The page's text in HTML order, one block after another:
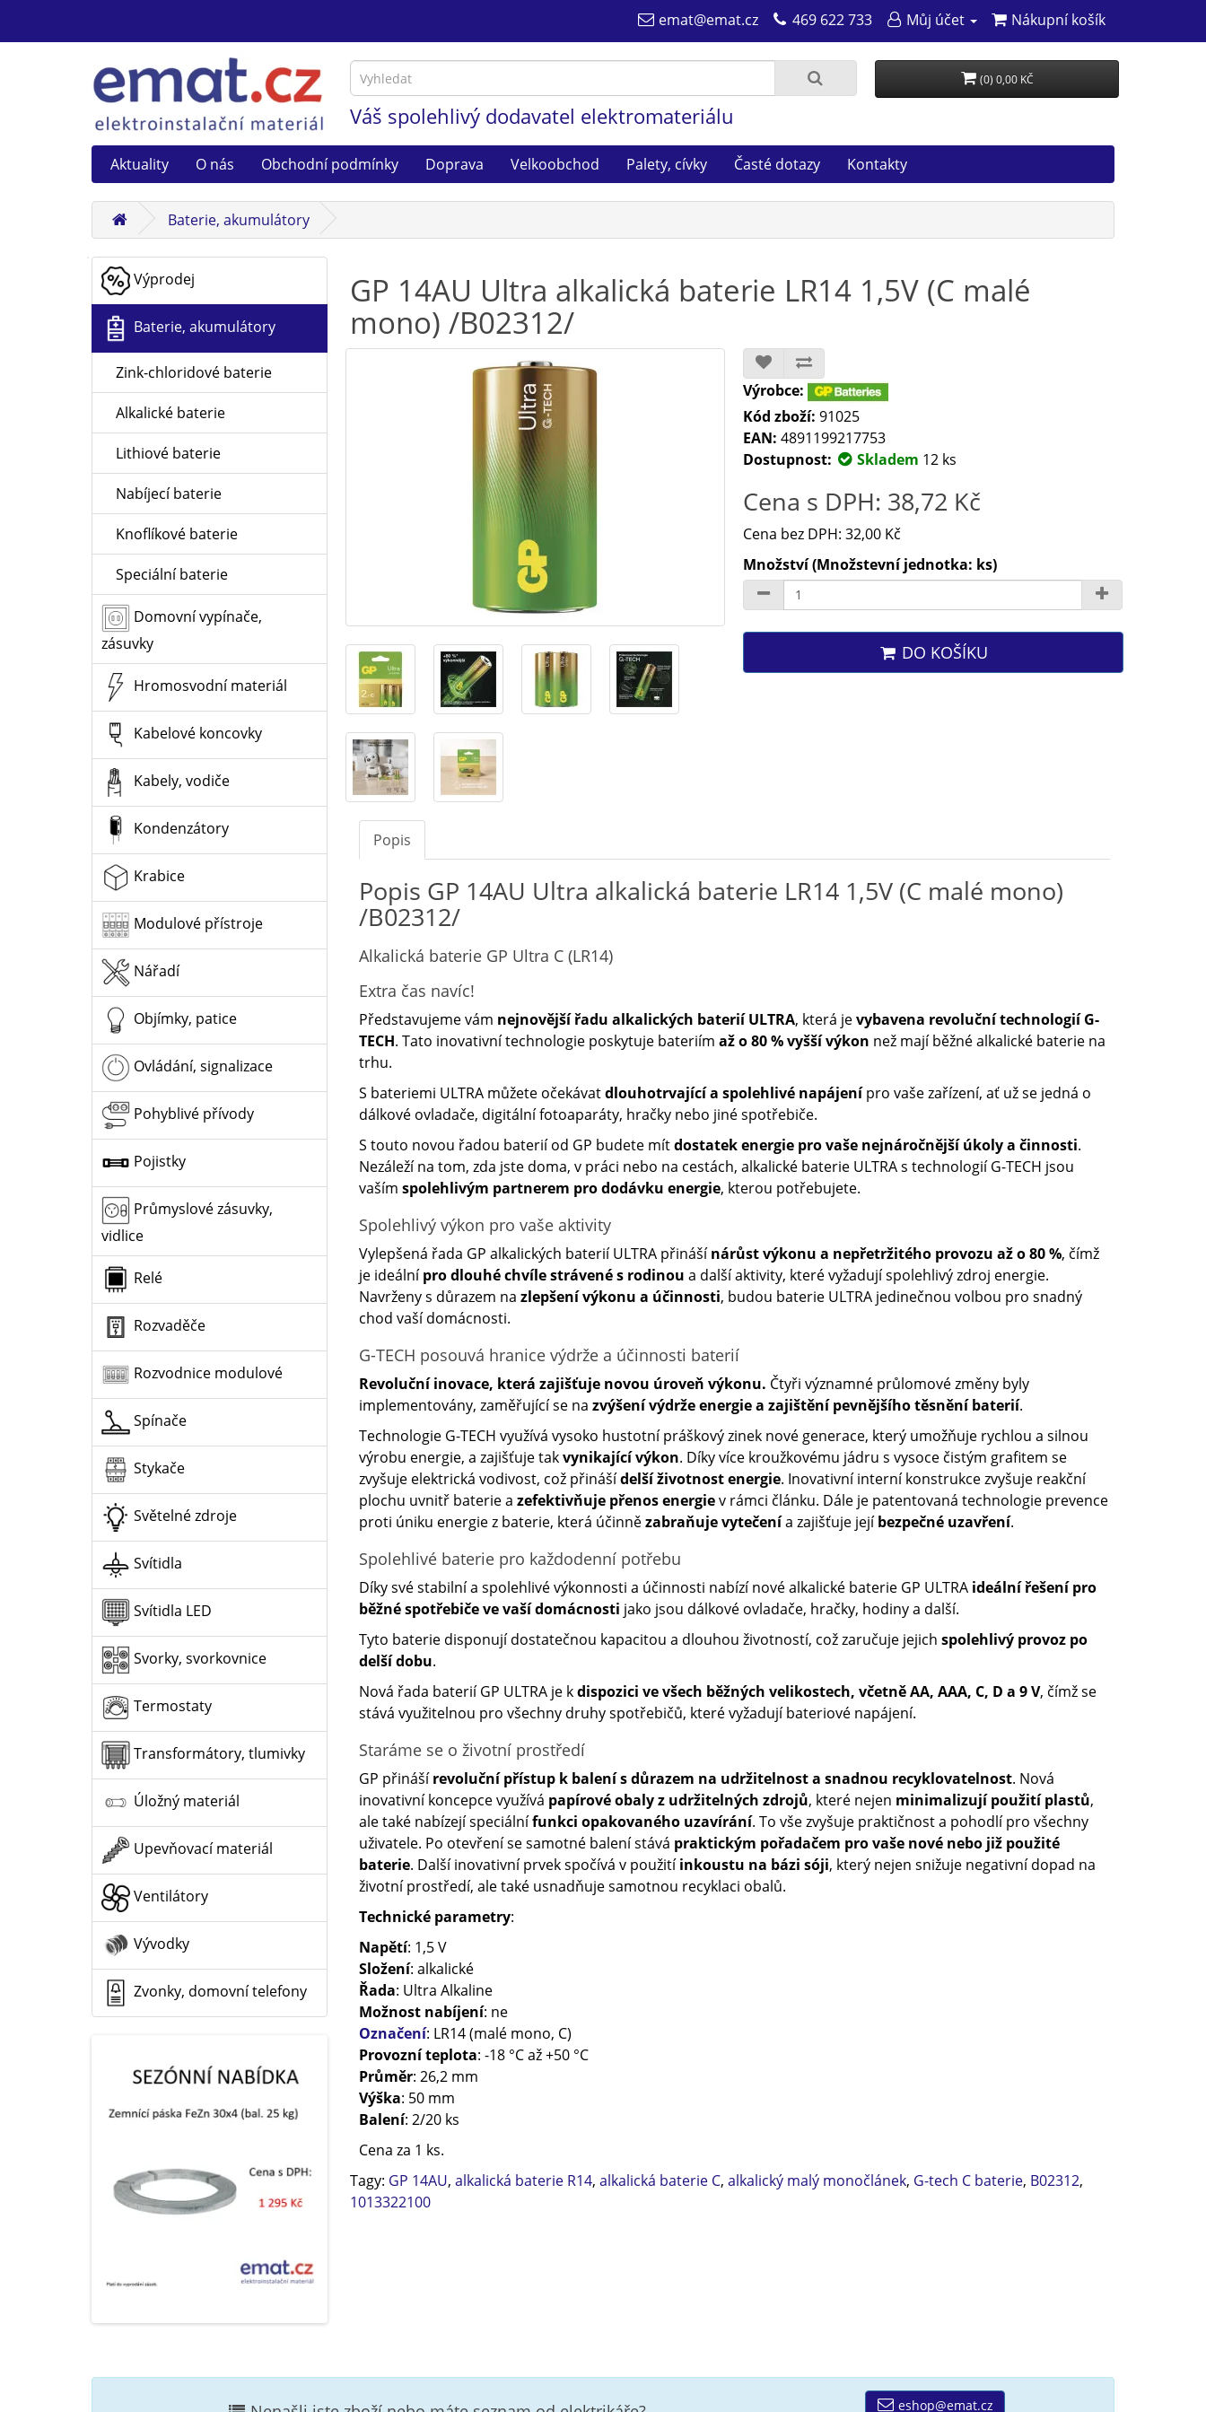
emat@emat.cz 469 622 733 Můj účet Nákupní košík
Váš spolehlivý dodavatel elektromateriálu
(0) 0,00 KČ
Aktuality O nás Obchodní podmínky Doprava Velkoobchod Palety, cívky Časté dotazy Kontakty
Baterie, akumulátory
Výprodej
Baterie, akumulátory
Zink-chloridové baterie
Alkalické baterie
Lithiové baterie
Nabíjecí baterie
Knoflíkové baterie
Speciální baterie
Domovní vypínače,
zásuvky
Hromosvodní materiál
Kabelové koncovky
Kabely, vodiče
Kondenzátory
Krabice
Modulové přístroje
Nářadí
Objímky, patice
Ovládání, signalizace
Pohyblivé přívody
Pojistky
Průmyslové zásuvky,
vidlice
Relé
Rozvaděče
Rozvodnice modulové
Spínače
Stykače
Světelné zdroje
Svítidla
Svítidla LED
Svorky, svorkovnice
Termostaty
Transformátory, tlumivky
Úložný materiál
Upevňovací materiál
Ventilátory
Vývodky
Zvonky, domovní telefony
GP 14AU Ultra alkalická baterie LR14 1,5V (C malé
mono) /B02312/
Výrobce:
Kód zboží: 91025
EAN: 4891199217753
Dostupnost:
Skladem 12 ks
Cena s DPH: 38,72 Kč
Cena bez DPH: 32,00 Kč
Množství (Množstevní jednotka: ks)
DO KOŠÍKU
Popis
Popis GP 14AU Ultra alkalická baterie LR14 1,5V (C malé mono)
/B02312/
Alkalická baterie GP Ultra C (LR14)
Extra čas navíc!
Představujeme vám nejnovější řadu alkalických baterií ULTRA, která jevybavena revoluční technologií G-
TECH. Tato inovativní technologie poskytuje bateriím až o 80 % vyšší výkon než mají běžné alkalické baterie na
trhu.
S bateriemi ULTRA můžete očekávatdlouhotrvající a spolehlivé napájenípro vaše zařízení, ať už se jedná o
dálkové ovladače, digitální fotoaparáty, hračky nebo jiné spotřebiče.
S touto novou řadou baterií od GP budete mítdostatek energie pro vaše nejnáročnější úkoly a činnosti.
Nezáleží na tom, zda jste doma, v práci nebo na cestách, alkalické baterie ULTRA s technologií G-TECH jsou
vaším spolehlivým partnerem pro dodávku energie, kterou potřebujete.
Spolehlivý výkon pro vaše aktivity
Vylepšená řada GP alkalických baterií ULTRA přinášínárůst výkonu a nepřetržitého provozu až o 80 %, čímž
je ideálnípro dlouhé chvíle strávené s rodinou a další aktivity, které vyžadují spolehlivý zdroj energie.
Navrženy s důrazem na zlepšení výkonu a účinnosti, budou baterie ULTRA jedinečnou volbou pro snadný
chod vaší domácnosti.
G-TECH posouvá hranice výdrže a účinnosti baterií
Revoluční inovace, která zajišťuje novou úroveň výkonu. Čtyři významné průlomové změny byly
implementovány, zaměřující se na zvýšení výdrže energie a zajištění pevnějšího těsnění baterií.
Technologie G-TECH využívá vysoko hustotní práškový zinek nové generace, který umožňuje rychlou a silnou
výrobu energie, a zajišťuje takvynikající výkon. Díky více kroužkovému jádru s vysoce čistým grafitem se
zvyšuje elektrická vodivost, což přinášídelší životnost energie. Inovativní interní konstrukce zvyšuje reakční
plochu uvnitř baterie a zefektivňuje přenos energiev rámci článku. Dále je patentovaná technologie prevence
proti úniku energie z baterie, která účinnězabraňuje vytečenía zajišťuje jejíbezpečné uzavření.
Spolehlivé baterie pro každodenní potřebu
Díky své stabilní a spolehlivé výkonnosti a účinnosti nabízí nové alkalické baterie GP ULTRA ideální řešení pro
běžné spotřebiče ve vaší domácnosti jako jsou dálkové ovladače, hračky, hodiny a další.
Tyto baterie disponují dostatečnou kapacitou a dlouhou životností, což zaručuje jejich spolehlivý provoz po
delší dobu.
Nová řada baterií GP ULTRA je kdispozici ve všech běžných velikostech, včetně AA, AAA, C, D a 9 V, čímž se
stává využitelnou pro všechny druhy spotřebičů, které vyžadují bateriové napájení.
Staráme se o životní prostředí
GP přinášírevoluční přístup k balení s důrazem na udržitelnost a snadnou recyklovatelnost. Nová
inovativní koncepce využívá papírové obaly z udržitelných zdrojů, které nejen minimalizují použití plastů,
ale také nabízejí speciálnífunkci opakovaného uzavírání. To vše zvyšuje praktičnost a pohodlí pro všechny
uživatele. Po otevření se samotné balení stává praktickým pořadačem pro vaše nové nebo již použité
baterie. Další inovativní prvek spočívá v použitíinkoustu na bázi sóji, který nejen snižuje negativní dopad na
životní prostředí, ale také usnadňuje samotnou recyklaci obalů.
Technické parametry:
Napětí: 1,5 V
Složení: alkalické
Řada: Ultra Alkaline
Možnost nabíjení: ne
Označení: LR14 (malé mono, C)
Provozní teplota: -18 °C až +50 °C
Průměr: 26,2 mm
Výška: 50 mm
Balení: 2/20 ks
Cena za 1 ks.
Tagy: GP 14AU, alkalická baterie R14, alkalická baterie C, alkalický malý monočlánek, G-tech C baterie, B02312,
1013322100
eshop@emat.cz